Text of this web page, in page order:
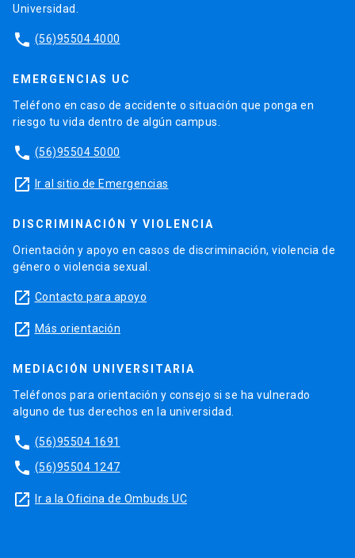
Universidad.
phone (56)95504 4000
EMERGENCIAS UC
Teléfono en caso de accidente o situación que ponga en
riesgo tu vida dentro de algún campus.
phone (56)95504 5000
launch Ir al sitio de Emergencias
DISCRIMINACIÓN Y VIOLENCIA
Orientación y apoyo en casos de discriminación, violencia de
género o violencia sexual.
launch Contacto para apoyo
launch Más orientación
MEDIACIÓN UNIVERSITARIA
Teléfonos para orientación y consejo si se ha vulnerado
alguno de tus derechos en la universidad.
phone (56)95504 1691
phone (56)95504 1247
launch Ir a la Oficina de Ombuds UC